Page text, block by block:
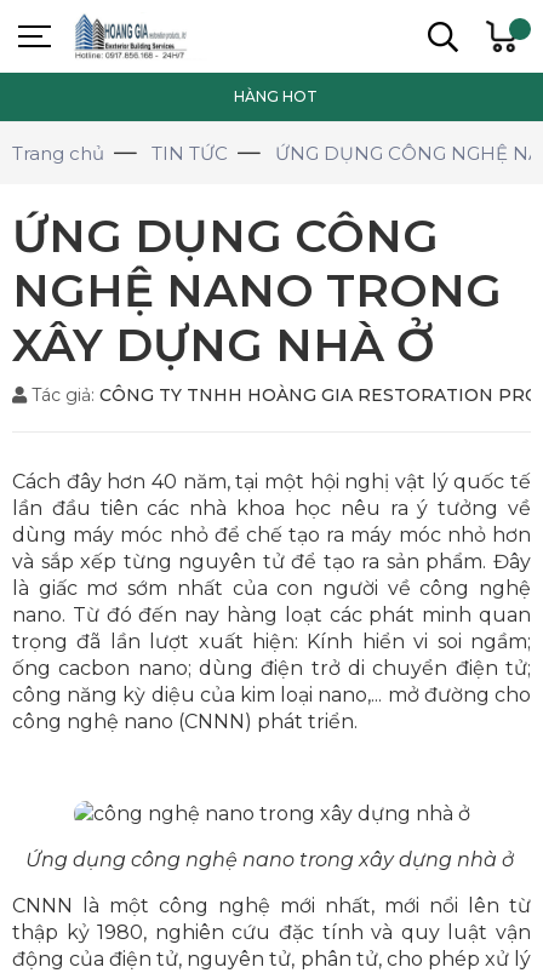
HÀNG HOT
Trang chủ TIN TỨC ỨNG DỤNG CÔNG NGHỆ
ỨNG DỤNG CÔNG
NGHỆ NANO TRONG
XÂY DỰNG NHÀ Ở
Tác giả: CÔNG TY TNHH HOÀNG GIA RESTORATION
Cách đây hơn 40 năm, tại một hội nghị vật lý quốc tế
lần đầu tiên các nhà khoa học nêu ra ý tưởng về
dùng máy móc nhỏ để chế tạo ra máy móc nhỏ hơn
và sắp xếp từng nguyên tử để tạo ra sản phẩm. Đây
là giấc mơ sớm nhất của con người về công nghệ
nano. Từ đó đến nay hàng loạt các phát minh quan
trọng đã lần lượt xuất hiện: Kính hiển vi soi ngầm;
ống cacbon nano; dùng điện trở di chuyển điện tử;
công năng kỳ diệu của kim loại nano,... mở đường cho
công nghệ nano (CNNN) phát triển.
Ứng dụng công nghệ nano trong xây dựng nhà ở
CNNN là một công nghệ mới nhất, mới nổi lên từ
thập kỷ 1980, nghiên cứu đặc tính và quy luật vận
động của điện tử, nguyên tử, phân tử, cho phép xử lý